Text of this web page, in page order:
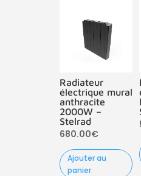
Radiateur
électrique mural
anthracite
2000W –
Stelrad
680.00€
Ajouter au
panier